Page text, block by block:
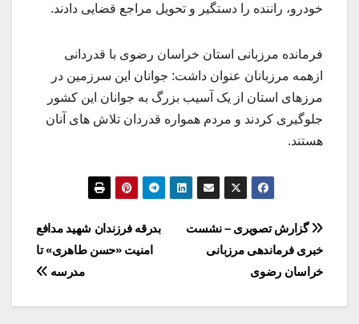
خودرو، راننده را دستگیر و تحویل مراجع قضایی دادند.
فرمانده مرزبانی استان خراسان رضوی با قدردانی
ازهمه مرزبانان عنوان داشت: جوانان این سرزمین در
مرزهای استان از یک آسیب بزرگ به جوانان این کشور
جلوگیری کردند و مردم همواره قدردان تلاش های آنان
هستند.
راهبری
نوشته
بدرقه فرزندان شهید مدافع
امنیت «حسن طاهری» تا
مدرسه
گزارش تصویری – نشست
خبری فرماندهی مرزبانی
خراسان رضوی